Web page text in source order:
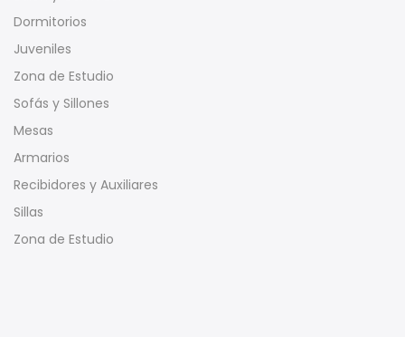
Dormitorios
Juveniles
Zona de Estudio
Sofás y Sillones
Mesas
Armarios
Recibidores y Auxiliares
Sillas
Zona de Estudio